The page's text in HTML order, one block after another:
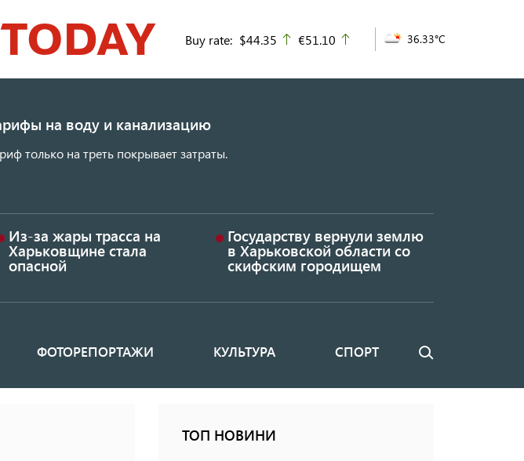
к
основному
Buy rate: $44.35 up
€51.10 36.33°C
на воду и канализацию
только на треть покрывает затраты.
Из-за жары трасса на
Харьковщине стала
опасной
Государству вернули землю
в Харьковской области со
скифским городищем
ФОТОРЕПОРТАЖИ КУЛЬТУРА СПОРТ Поиск
ТОП НОВИНИ